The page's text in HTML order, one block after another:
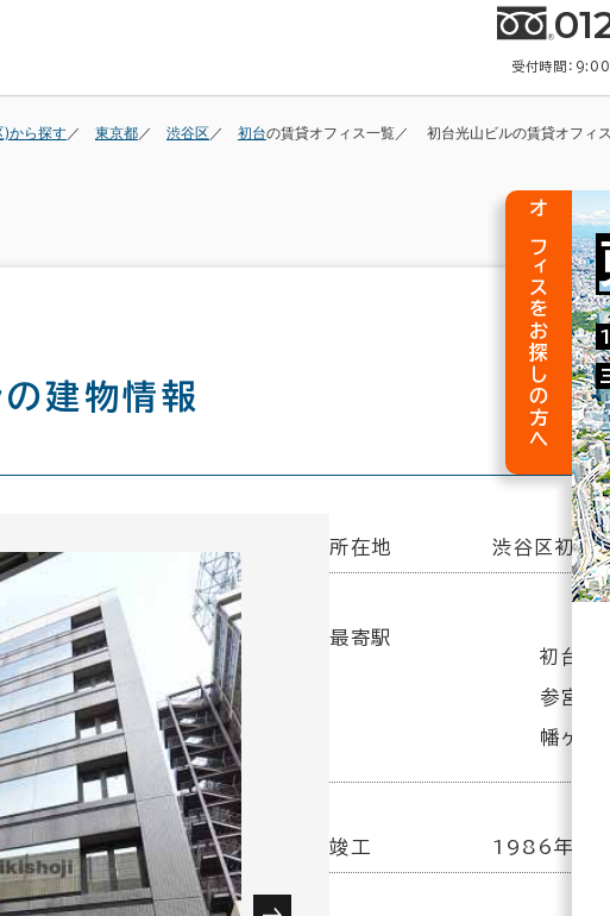
受付時間：
)から探す 東京都 渋谷区 初台の賃貸オフィス一覧 初台光山ビルの賃貸オフィス
の建物情報
所在地 渋谷区初
最寄駅
初台駅
参宮橋
幡ヶ谷
竣工 1986年11
オフィスをお探しの方へ